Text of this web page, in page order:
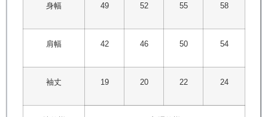
身幅 49 52 55 58
肩幅 42 46 50 54
袖丈 19 20 22 24